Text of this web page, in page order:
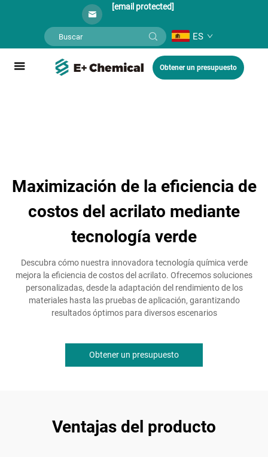
[email protected]
ES
Obtener un presupuesto
Maximización de la eficiencia de
costos del acrilato mediante
tecnología verde
Descubra cómo nuestra innovadora tecnología química verde
mejora la eficiencia de costos del acrilato. Ofrecemos soluciones
personalizadas, desde la adaptación del rendimiento de los
materiales hasta las pruebas de aplicación, garantizando
resultados óptimos para diversos escenarios
Obtener un presupuesto
Ventajas del producto